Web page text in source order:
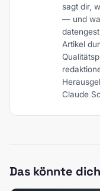
sagt dir,
— und
Artikel
Claude
Das könnte